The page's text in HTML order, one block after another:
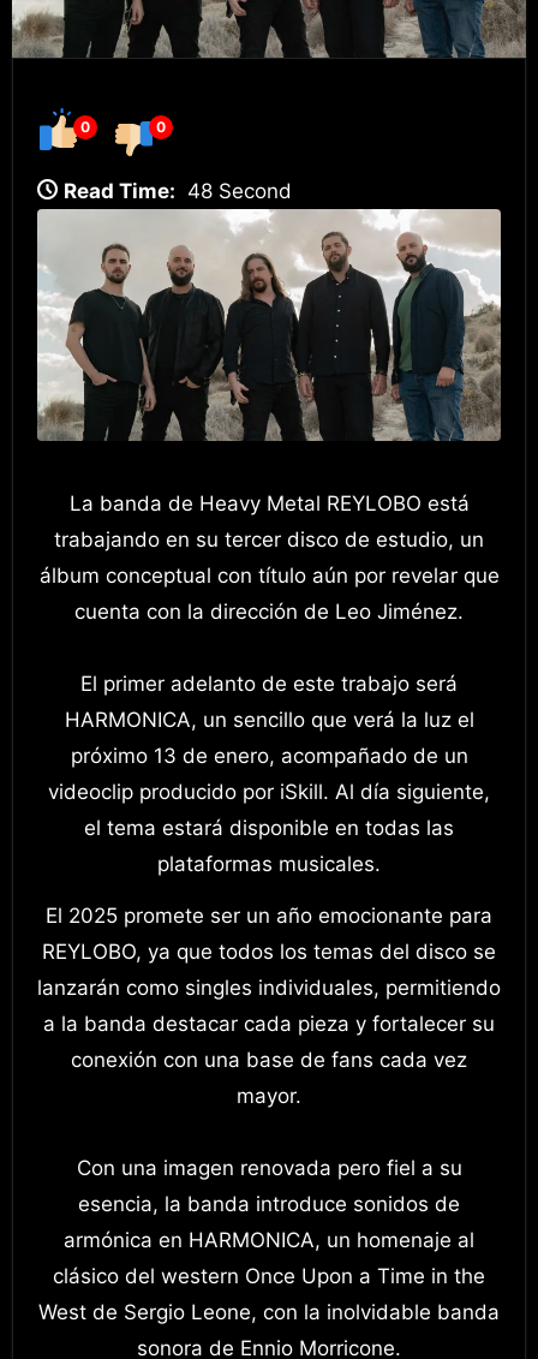
0 0
Read Time: 48 Second
La banda de Heavy Metal REYLOBO está
trabajando en su tercer disco de estudio, un
álbum conceptual con título aún por revelar que
cuenta con la dirección de Leo Jiménez.
El primer adelanto de este trabajo será
HARMONICA, un sencillo que verá la luz el
próximo 13 de enero, acompañado de un
videoclip producido por iSkill. Al día siguiente,
el tema estará disponible en todas las
plataformas musicales.
El 2025 promete ser un año emocionante para
REYLOBO, ya que todos los temas del disco se
lanzarán como singles individuales, permitiendo
a la banda destacar cada pieza y fortalecer su
conexión con una base de fans cada vez
mayor.
Con una imagen renovada pero fiel a su
esencia, la banda introduce sonidos de
armónica en HARMONICA, un homenaje al
clásico del western Once Upon a Time in the
West de Sergio Leone, con la inolvidable banda
sonora de Ennio Morricone.